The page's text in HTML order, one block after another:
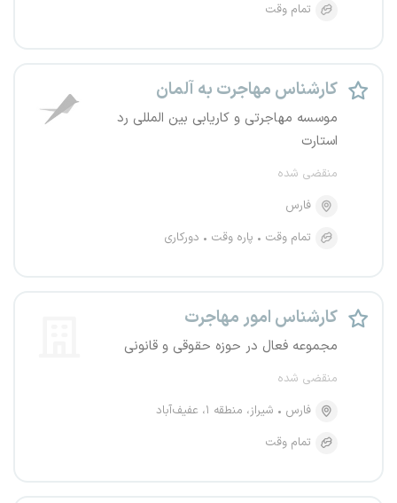
تمام وقت
کارشناس مهاجرت به آلمان
موسسه مهاجرتی و کاریابی بین المللی رد
استارت
منقضی شده
فارس
تمام وقت
پاره وقت دورکاری
کارشناس امور مهاجرت
مجموعه فعال در حوزه حقوقی و قانونی
منقضی شده
فارس
شیراز، منطقه ۱، عفیف‌آباد
تمام وقت